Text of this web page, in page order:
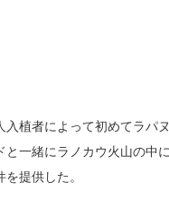
植者によって初めてラパ
一緒にラノカウ火山の中に
提供した。